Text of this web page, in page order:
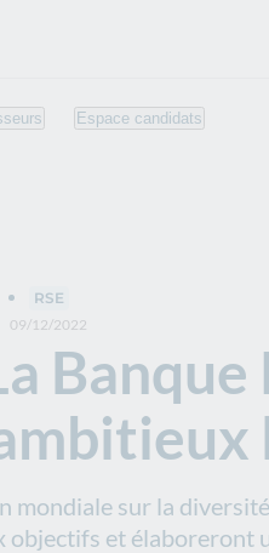
Espace candidats
Banque
09/12/2022
RSE
sur la
et élaboreront